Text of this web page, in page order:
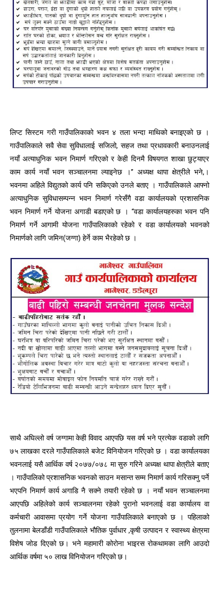
लिप्ट सिस्टम गरी गाउँपालिकाको भवन ४ तला भन्दा माथिको बनाइएको छ ।
गाउँपालिकाले सवै सेवा सुविधालाई सजिलो, सहज तथा प्रधावकारी बनाउनलाई
नयाँ अत्याधुनिक भवन निमार्ण गरिएको र केही दिनमै विषयगत शाखा छुट्याएर
काम कार्य नयाँ भवन सञ्चालनमा ल्याइनेछ ।” अध्यक्ष थापा क्षेत्रीले भने,।
भवनमा अहिले विद्युतको कार्य पनि सकिएको उनले बताए । गाउँपालिकाले आफ्नो
अत्याधुनिक सुविधासम्पन्न भवन निमार्ण गरेसँगै वडा कार्यालयको प्रशासनिक
भवन निमार्ण गर्ने योजना अगाडी बडाएको छ । “वडा कार्यालयहरुका भवन पनि
निमार्ण गर्ने आगामी योजना गाउँपालिकाको रहेको र वडा कार्यालयको भवनको
निमार्णको लागि जमिन(जग्गा) हेर्ने काम भैरहेको छ ।
साथै अघिल्लो वर्ष जग्गामा केही विवाद आएपछि यस वर्ष भने प्रत्येक वडाको लागि
७५ लाखका दरले गाउँपालिकाले बजेट विनियोजन गरिएको छ । वडा कार्यालयका
भवनलाई यसै आर्थिक वर्ष २०७७/०७८ मा सुरु गरिने अध्यक्ष थापा क्षेत्रीले बताए
। गाउँपालिको प्रशासनिक भवनको साउन मसान्त सम्म निमार्ण कार्य गरिसक्नु पर्ने
भएपनि निमार्ण कार्य अगाडि नै सक्ने तयारी रहेको छ । नयाँ भवन सञ्चालनमा
आएपछि अहिलेको कार्य सञ्चालनमा रहेको पुरानो भवनलाई वडा कार्यालय वा
कर्मचारी आवासमा प्रयोग गर्ने योजना गाउँपालिकाले बनाएको छ । पहिलाको
तुलनामा बेलडाँडी गाउँपालिकाले भौतिक पुर्वाधार ,कृषी उत्पादन र स्वास्थ्य क्षेत्रमा
विशेष जोड दिएको छ। भने महामारी कोरोना भाइरस रोकथामका लागि आउदो
आर्थिक वर्षमा ५० लाख विनियोजन गरिएको छ।